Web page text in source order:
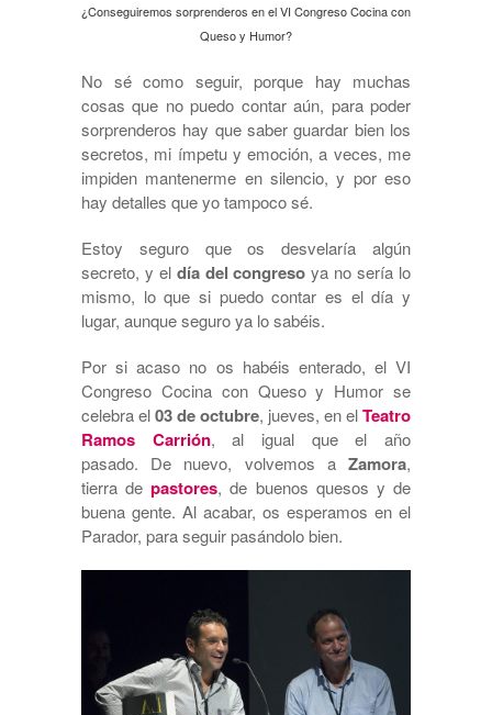
¿Conseguiremos sorprenderos en el VI Congreso Cocina con
Queso y Humor?
No sé como seguir, porque hay muchas
cosas que no puedo contar aún, para poder
sorprenderos hay que saber guardar bien los
secretos, mi ímpetu y emoción, a veces, me
impiden mantenerme en silencio, y por eso
hay detalles que yo tampoco sé.
Estoy seguro que os desvelaría algún
secreto, y el día del congreso ya no sería lo
mismo, lo que si puedo contar es el día y
lugar, aunque seguro ya lo sabéis.
Por si acaso no os habéis enterado, el VI
Congreso Cocina con Queso y Humor se
celebra el03 de octubre, jueves, en elTeatro
Ramos Carrión, al igual que el año
pasado. De nuevo, volvemos aZamora,
tierra depastores, de buenos quesos y de
buena gente. Al acabar, os esperamos en el
Parador, para seguir pasándolo bien.